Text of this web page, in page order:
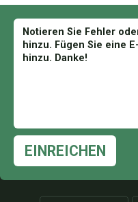
EINREICHEN